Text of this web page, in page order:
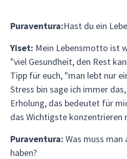
Puraventura:Hast du ein
Yiset: Mein Lebensmotto ist
"viel Gesundheit, den Rest
Tipp für euch, "man lebt nur
Stress bin sage ich immer
Erholung, das bedeutet für
das Wichtigste konzentrieren
Puraventura: Was muss man
haben?